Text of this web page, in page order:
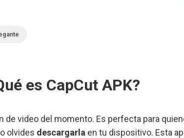
es CapCut APK?
video del momento. Es perfecta para
olvides descargarla en tu dispositivo. Esta